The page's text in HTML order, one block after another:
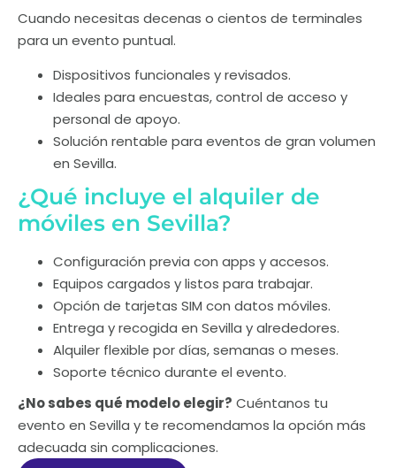
Cuando necesitas decenas o cientos de terminales
para un evento puntual.
Dispositivos funcionales y revisados.
Ideales para encuestas, control de acceso y
personal de apoyo.
Solución rentable para eventos de gran volumen
en Sevilla.
¿Qué incluye el alquiler de
móviles en Sevilla?
Configuración previa con apps y accesos.
Equipos cargados y listos para trabajar.
Opción de tarjetas SIM con datos móviles.
Entrega y recogida en Sevilla y alrededores.
Alquiler flexible por días, semanas o meses.
Soporte técnico durante el evento.
¿No sabes qué modelo elegir? Cuéntanos tu
evento en Sevilla y te recomendamos la opción más
adecuada sin complicaciones.